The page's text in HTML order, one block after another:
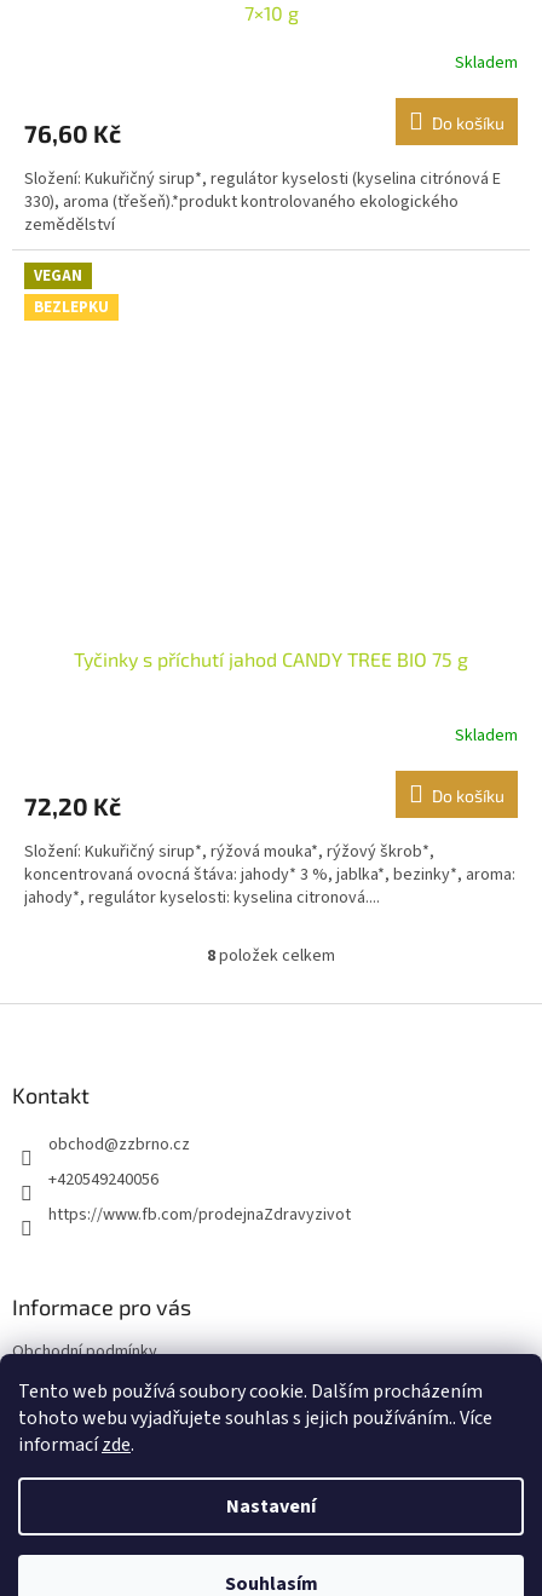
Tento web používá soubory cookie. Dalším procházením
tohoto webu vyjadřujete souhlas s jejich používáním.. Více
informacízde.
Nastavení
Souhlasím
7×10 g
Skladem
76,60 Kč Do košíku
Složení: Kukuřičný sirup*, regulátor kyselosti (kyselina citrónová E
330), aroma (třešeň).*produkt kontrolovaného ekologického
zemědělství
VEGAN
BEZLEPKU
Tyčinky s příchutí jahod CANDY TREE BIO 75 g
Skladem
72,20 Kč Do košíku
Složení: Kukuřičný sirup*, rýžová mouka*, rýžový škrob*,
koncentrovaná ovocná štáva: jahody* 3 %, jablka*, bezinky*, aroma:
jahody*, regulátor kyselosti: kyselina citronová....
O
l
k
s
u
8položek celkem
Kontakt
obchod@zzbrno.cz
+420549240056
https://www.fb.com/prodejnaZdravyzivot
Informace pro vás
Obchodní podmínky
Podmínky ochrany osobních údajů
Copyright 2026E-shop Zdravý život. Všechna práva vyhrazena.